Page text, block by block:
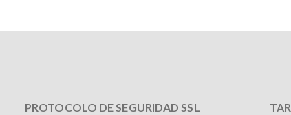
PROTOCOLO DE SEGURIDAD SSL